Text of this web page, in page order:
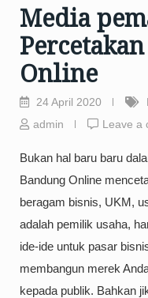
Media
Online
24 April 2020
admin
Leave a
Bukan hal baru baru
Bandung Online
beragam bisnis, UKM,
adalah pemilik usaha,
ide-ide untuk pasar
membangun merek
kepada publik. Bahkan